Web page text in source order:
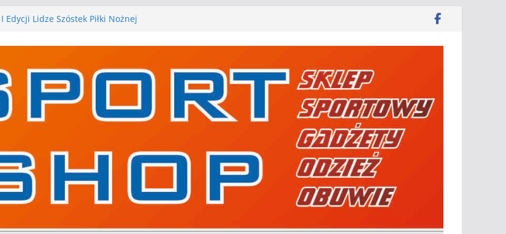
Edycji Lidze Szóstek Piłki Nożnej
edycję Ligi Szóstek w Gwdzie
kontrolne, piłkarskie granie przed nami